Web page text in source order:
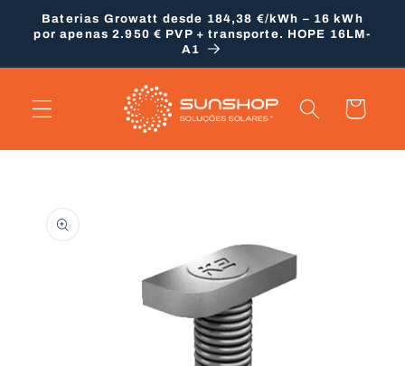
para o
conteúdo
Baterias Growatt desde 184,38 €/kWh – 16 kWh
por apenas 2.950 € PVP + transporte. HOPE 16LM-
A1
Carrinho
informação
do produto